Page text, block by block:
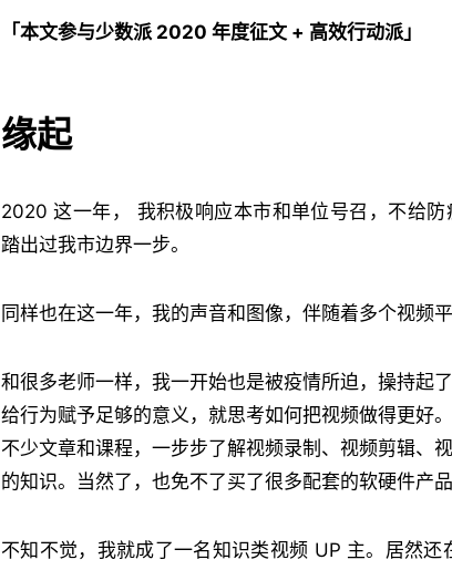
「本文参与少数派 2020 年度征文 + 高效行动派」
缘起
2020 这一年， 我积极响应本市和单位号召，不给
踏出过我市边界一步。
同样也在这一年，我的声音和图像，伴随着多个视频
和很多老师一样，我一开始也是被疫情所迫，操持起
给行为赋予足够的意义，就思考如何把视频做得更好
不少文章和课程，一步步了解视频录制、视频剪辑、
的知识。当然了，也免不了买了很多配套的软硬件产品
不知不觉，我就成了一名知识类视频 UP 主。居然